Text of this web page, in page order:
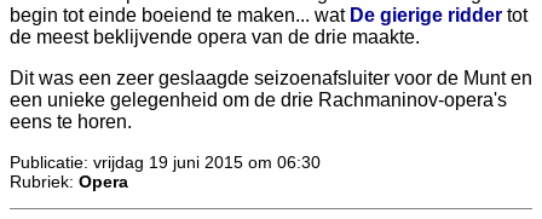
begin tot einde boeiend te maken... wat De gierige ridder tot
de meest beklijvende opera van de drie maakte.
Dit was een zeer geslaagde seizoenafsluiter voor de Munt en
een unieke gelegenheid om de drie Rachmaninov-opera's
eens te horen.
Publicatie: vrijdag 19 juni 2015 om 06:30
Rubriek: Opera